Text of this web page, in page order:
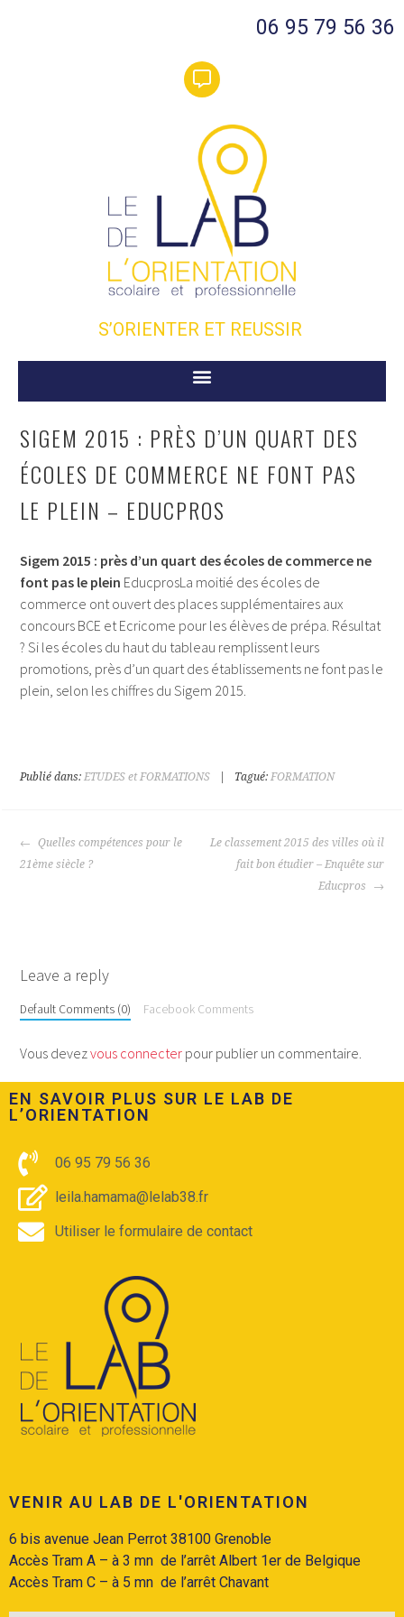
06 95 79 56 36
S’ORIENTER ET REUSSIR
SIGEM 2015 : PRÈS D’UN QUART DES
ÉCOLES DE COMMERCE NE FONT PAS
LE PLEIN – EDUCPROS
Sigem 2015 : près d’un quart des écoles de commerce ne
font pas le plein EducprosLa moitié des écoles de
commerce ont ouvert des places supplémentaires aux
concours BCE et Ecricome pour les élèves de prépa. Résultat
? Si les écoles du haut du tableau remplissent leurs
promotions, près d’un quart des établissements ne font pas le
plein, selon les chiffres du Sigem 2015.
Publié dans: ETUDES et FORMATIONS Tagué: FORMATION
Quelles compétences pour le
21ème siècle ?
Le classement 2015 des villes où il
fait bon étudier – Enquête sur
Educpros
Leave a reply
Default Comments (0) Facebook Comments
Vous devezvous connecter pour publier un commentaire.
EN SAVOIR PLUS SUR LE LAB DE
L’ORIENTATION​
06 95 79 56 36
leila.hamama@lelab38.fr
Utiliser le formulaire de contact
VENIR AU LAB DE L'ORIENTATION
6 bis avenue Jean Perrot 38100 Grenoble
Accès Tram A – à 3 mn de l’arrêt Albert 1er de Belgique
Accès Tram C – à 5 mn de l’arrêt Chavant